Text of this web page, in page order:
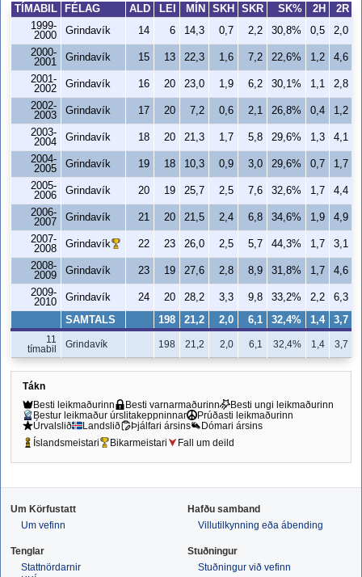
TÍMABIL FÉLAG ALD LEI MÍN SKH SKR SK% 2H
2R
1999-
2000
Grindavík 14 6 14,3 0,7 2,2 30,8% 0,5 2,0
2000-
2001
Grindavík 15 13 22,3 1,6 7,2 22,6% 1,2 4,6
2001-
2002
Grindavík 16 20 23,0 1,9 6,2 30,1% 1,1 2,8
2002-
2003
Grindavík 17 20 7,2 0,6 2,1 26,8% 0,4 1,2
2003-
2004
Grindavík 18 20 21,3 1,7 5,8 29,6% 1,3 4,1
2004-
2005
Grindavík 19 18 10,3 0,9 3,0 29,6% 0,7 1,7
2005-
2006
Grindavík 20 19 25,7 2,5 7,6 32,6% 1,7 4,4
2006-
2007
Grindavík 21 20 21,5 2,4 6,8 34,6% 1,9 4,9
2007-
2008
Grindavík 22 23 26,0 2,5 5,7 44,3% 1,7 3,1
2008-
2009
Grindavík 23 19 27,6 2,8 8,9 31,8% 1,7 4,6
2009-
2010
Grindavík 24 20 28,2 3,3 9,8 33,2% 2,2 6,3
SAMTALS 198 21,2 2,0 6,1 32,4% 1,4 3,7
11
tímabil
Grindavík 198 21,2 2,0 6,1 32,4% 1,4 3,7
Tákn
Besti leikmaðurinn
Besti varnarmaðurinn
Besti ungi leikmaðurinn
Bestur leikmaður úrslitakeppninnar
Prúðasti leikmaðurinn
Úrvalslið
Landslið Þjálfari ársins
Dómari ársins
Íslandsmeistari
Bikarmeistari Fall um deild
Um Körfustatt
Um vefinn
Hafðu samband
Villutilkynning eða ábending
Tenglar
Stattnördarnir
Stuðningur
Stuðningur við vefinn